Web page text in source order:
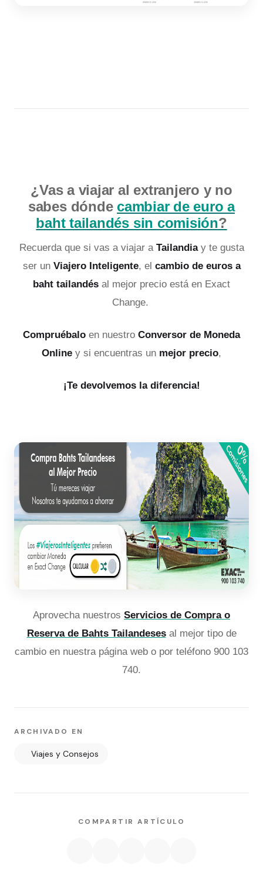
¿Vas a viajar al extranjero y no
sabes dónde cambiar de euro a
baht tailandés sin comisión?
Recuerda que si vas a viajar a Tailandia y te gusta
ser un Viajero Inteligente, el cambio de euros a
baht tailandés al mejor precio está en Exact
Change.
Compruébalo en nuestro Conversor de Moneda
Online y si encuentras un mejor precio,
¡Te devolvemos la diferencia!
Aprovecha nuestros Servicios de Compra o
Reserva de Bahts Tailandeses al mejor tipo de
cambio en nuestra página web o por teléfono 900 103
740.
ARCHIVADO EN
Viajes y Consejos
COMPARTIR ARTÍCULO